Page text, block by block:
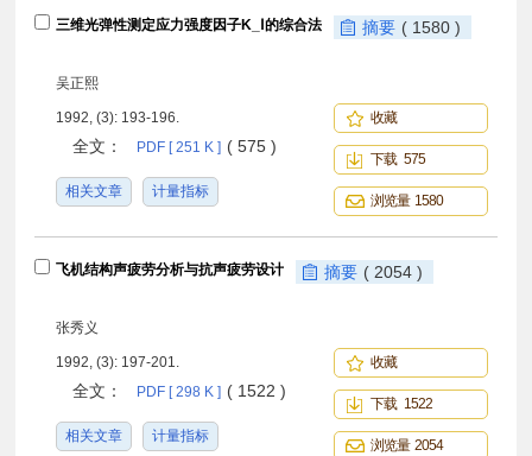
三维光弹性测定应力强度因子K_Ⅰ的综合法 摘要 ( 1580 )
吴正熙
1992, (3): 193-196.
全文： PDF [ 251 K ] ( 575 )
相关文章 计量指标
收藏
下载 575
浏览量 1580
飞机结构声疲劳分析与抗声疲劳设计 摘要 ( 2054 )
张秀义
1992, (3): 197-201.
全文： PDF [ 298 K ] ( 1522 )
相关文章 计量指标
收藏
下载 1522
浏览量 2054